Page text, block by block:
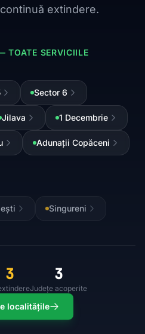
extindere.
TOATE SERVICIILE
Sector 6
Jilava 1 Decembrie
Adunații Copăceni
Singureni
3 3
Județe acoperite
localitățile